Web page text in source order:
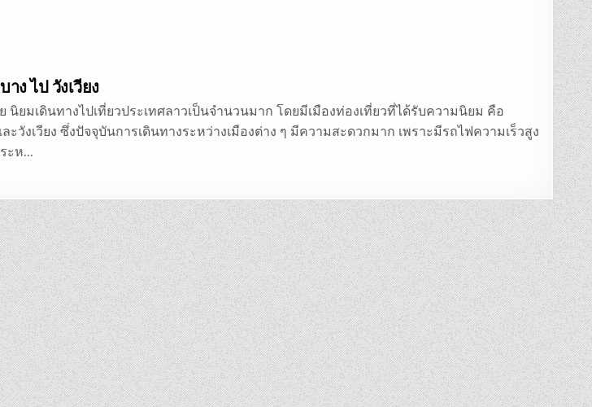
ง ไป วังเวียง
นิยมเดินทางไปเที่ยวประเทศลาวเป็นจำนวนมาก โดยมีเมืองท่องเที่ยวที่ได้รับความนิยม คือ
ะวังเวียง ซึ่งปัจจุบันการเดินทางระหว่างเมืองต่าง ๆ มีความสะดวกมาก เพราะมีรถไฟความเร็วสูง
ะห…